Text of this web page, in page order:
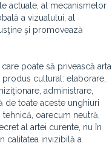
actuale, al mecanismelor
a vizualului, al
şi promovează
poate să privească arta
cultural: elaborare,
administrare,
de toate aceste unghiuri
oarecum neutră,
al artei curente, nu în
calitatea invizibilă a